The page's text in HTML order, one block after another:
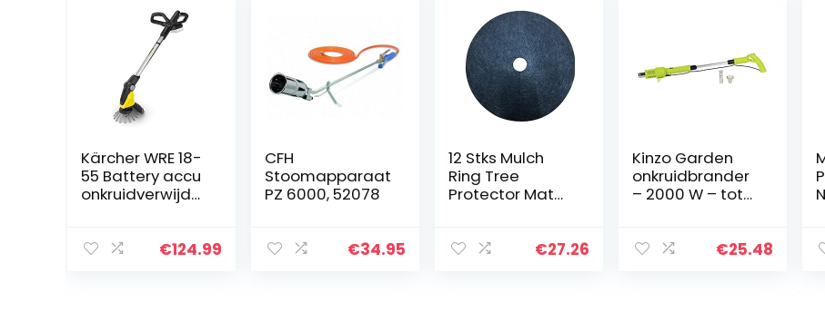
Kärcher WRE 18-
55 Battery accu
onkruidverwijder
statie per
€124.99
CFH
Stoomapparaat
PZ 6000, 52078
€34.95
12 Stks Mulch
Ring Tree
Protector Mat
ng Onkruid
€27.26
Kinzo Garden
onkruidbrander
– 2000 W – tot
– elektrisch –
€25.48